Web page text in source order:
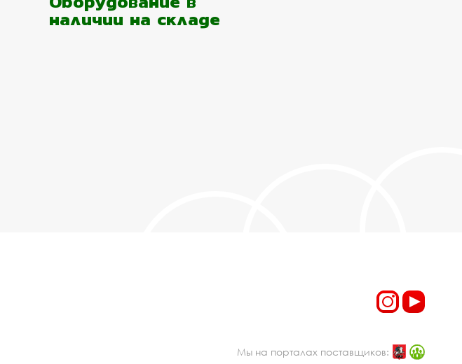
наличии на складе
Мы на порталах поставщиков: